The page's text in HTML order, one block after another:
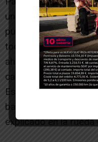
un momento clave en
puesto que venimos
todo lo que vivimos
ahora, más que
cañón, devolviendo el
Estaciones Sonoras
bandas y las
explicado en la